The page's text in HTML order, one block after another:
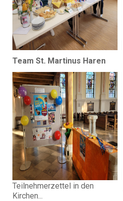
Team St. Martinus Haren
Teilnehmerzettel in den
Kirchen...